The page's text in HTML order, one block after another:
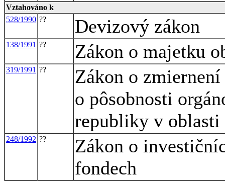
Vztahováno k
528/1990 ?? Devizový zákon
138/1991 ?? Zákon o majetku
319/1991 ??
Zákon o
o pôsobnosti
republiky v
248/1992 ??
Zákon o
fondech